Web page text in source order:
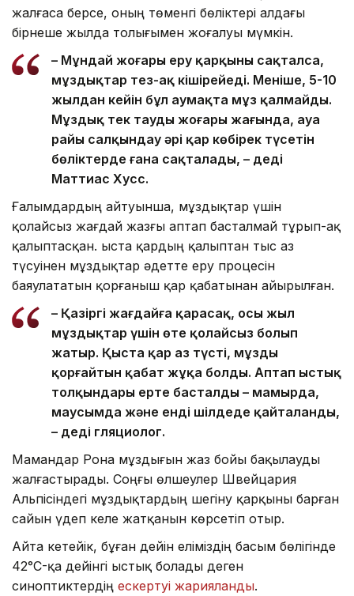
жалғаса берсе, оның төменгі бөліктері алдағы
бірнеше жылда толығымен жоғалуы мүмкін.
– Мұндай жоғары еру қарқыны сақталса,
мұздықтар тез-ақ кішірейеді. Меніңше, 5-10
жылдан кейін бұл аумақта мұз қалмайды.
Мұздық тек таудың жоғары жағында, ауа
райы салқындау әрі қар көбірек түсетін
бөліктерде ғана сақталады, – деді
Маттиас Хусс.
Ғалымдардың айтуынша, мұздықтар үшін
қолайсыз жағдай жазғы аптап басталмай тұрып-ақ
қалыптасқан. Қыста қардың қалыптан тыс аз
түсуінен мұздықтар әдетте еру процесін
баяулататын қорғаныш қар қабатынан айырылған.
– Қазіргі жағдайға қарасақ, осы жыл
мұздықтар үшін өте қолайсыз болып
жатыр. Қыста қар аз түсті, мұзды
қорғайтын қабат жұқа болды. Аптап ыстық
толқындары ерте басталды – мамырда,
маусымда және енді шілдеде қайталанды,
– деді гляциолог.
Мамандар Рона мұздығын жаз бойы бақылауды
жалғастырады. Соңғы өлшеулер Швейцария
Альпісіндегі мұздықтардың шегіну қарқыны барған
сайын үдеп келе жатқанын көрсетіп отыр.
Айта кетейік, бұған дейін еліміздің басым бөлігінде
42°C-қа дейінгі ыстық болады деген
синоптиктердің ескертуі жарияланды.